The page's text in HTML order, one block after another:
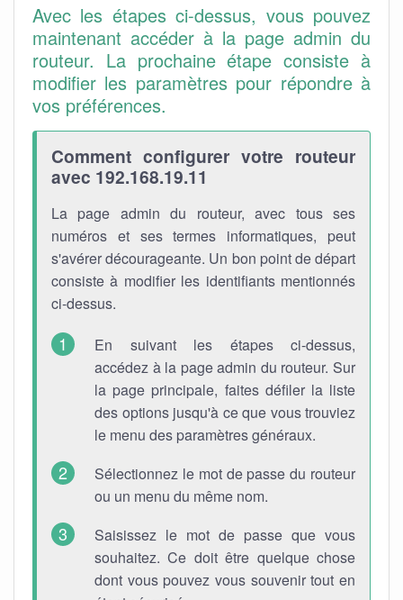
Avec les étapes ci-dessus, vous pouvez
maintenant accéder à la page admin du
routeur. La prochaine étape consiste à
modifier les paramètres pour répondre à
vos préférences.
Comment configurer votre routeur
avec 192.168.19.11
La page admin du routeur, avec tous ses
numéros et ses termes informatiques, peut
s'avérer décourageante. Un bon point de départ
consiste à modifier les identifiants mentionnés
ci-dessus.
En suivant les étapes ci-dessus,
accédez à la page admin du routeur. Sur
la page principale, faites défiler la liste
des options jusqu'à ce que vous trouviez
le menu des paramètres généraux.
Sélectionnez le mot de passe du routeur
ou un menu du même nom.
Saisissez le mot de passe que vous
souhaitez. Ce doit être quelque chose
dont vous pouvez vous souvenir tout en